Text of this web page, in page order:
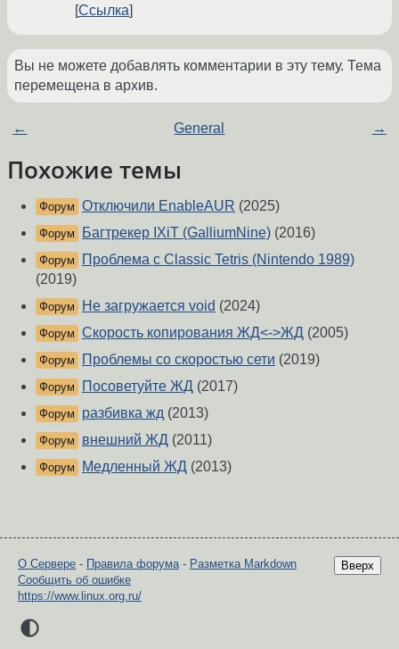
Ссылка
Вы не можете добавлять комментарии в эту тему. Тема
перемещена в архив.
← General →
Похожие темы
Форум Отключили EnableAUR (2025)
Форум Багтрекер IXiT (GalliumNine) (2016)
Форум
Проблема с Classic Tetris (Nintendo 1989)
(2019)
Форум Не загружается void (2024)
Форум Скорость копирования ЖД<->ЖД (2005)
Форум Проблемы со скоростью сети (2019)
Форум Посоветуйте ЖД (2017)
Форум разбивка жд (2013)
Форум внешний ЖД (2011)
Форум Медленный ЖД (2013)
Вверх
О Сервере - Правила форума- Разметка Markdown
Сообщить об ошибке
https://www.linux.org.ru/